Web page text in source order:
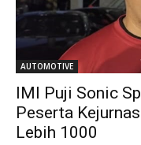
AUTOMOTIVE
IMI Puji Sonic
Peserta
Lebih 1000